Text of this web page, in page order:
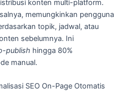
konten multi-platform.
memungkinkan pengguna
topik, jadwal, atau
sebelumnya. Ini
publish hingga 80%
manual.
SEO On-Page Otomatis